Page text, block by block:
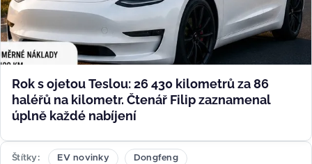
Rok s ojetou Teslou: 26 430 kilometrů za 86
haléřů na kilometr. Čtenář Filip zaznamenal
úplně každé nabíjení
Štítky EV novinky Dongfeng